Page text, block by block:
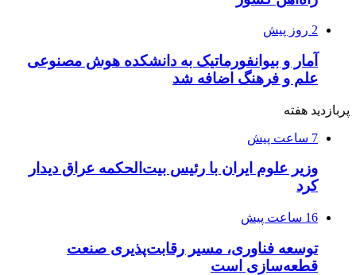
2 روز پیش
آمار و بیوانفورماتیک به دانشکده هوش مصنوعی
علم و فرهنگ اضافه شد
پربازدید هفته
7 ساعت پیش
وزیر علوم ایران با رئیس بیت‌الحکمه عراق دیدار
کرد
16 ساعت پیش
توسعه فناوری، مسیر رقابت‌پذیری صنعت
قطعه‌سازی است